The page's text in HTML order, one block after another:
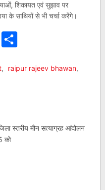
शिकायत एवं सुझाव पर
के साथियों से भी चर्चा करेंगे।
Share
, raipur rajeev bhawan,
स्तरीय मौन सत्याग्रह आंदोलन
को